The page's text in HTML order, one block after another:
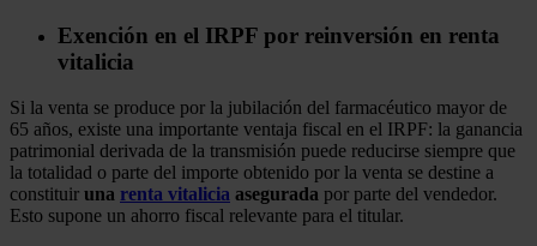
Exención en el IRPF por reinversión en renta
vitalicia
Si la venta se produce por la jubilación del farmacéutico mayor de
65 años, existe una importante ventaja fiscal en el IRPF: la ganancia
patrimonial derivada de la transmisión puede reducirse siempre que
la totalidad o parte del importe obtenido por la venta se destine a
constituir una renta vitalicia asegurada por parte del vendedor.
Esto supone un ahorro fiscal relevante para el titular.